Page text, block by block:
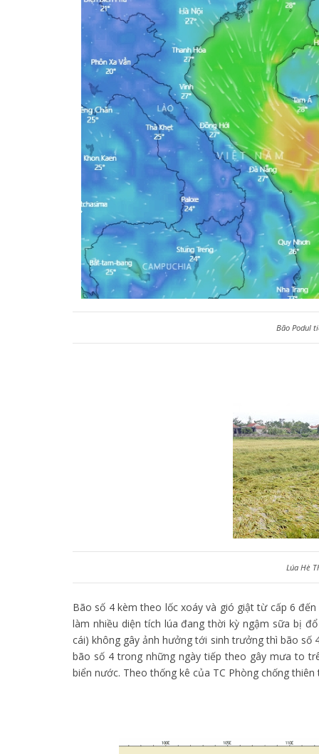
Bão Podul
Lúa Hè
Bão số 4 kèm theo lốc xoáy và gió giật từ cấp 6
làm nhiều diện tích lúa đang thời kỳ ngậm sữa bị
cái) không gây ảnh hưởng tới sinh trưởng thì bão số
bão số 4 trong những ngày tiếp theo gây mưa to
biển nước. Theo thống kê của TC Phòng chống